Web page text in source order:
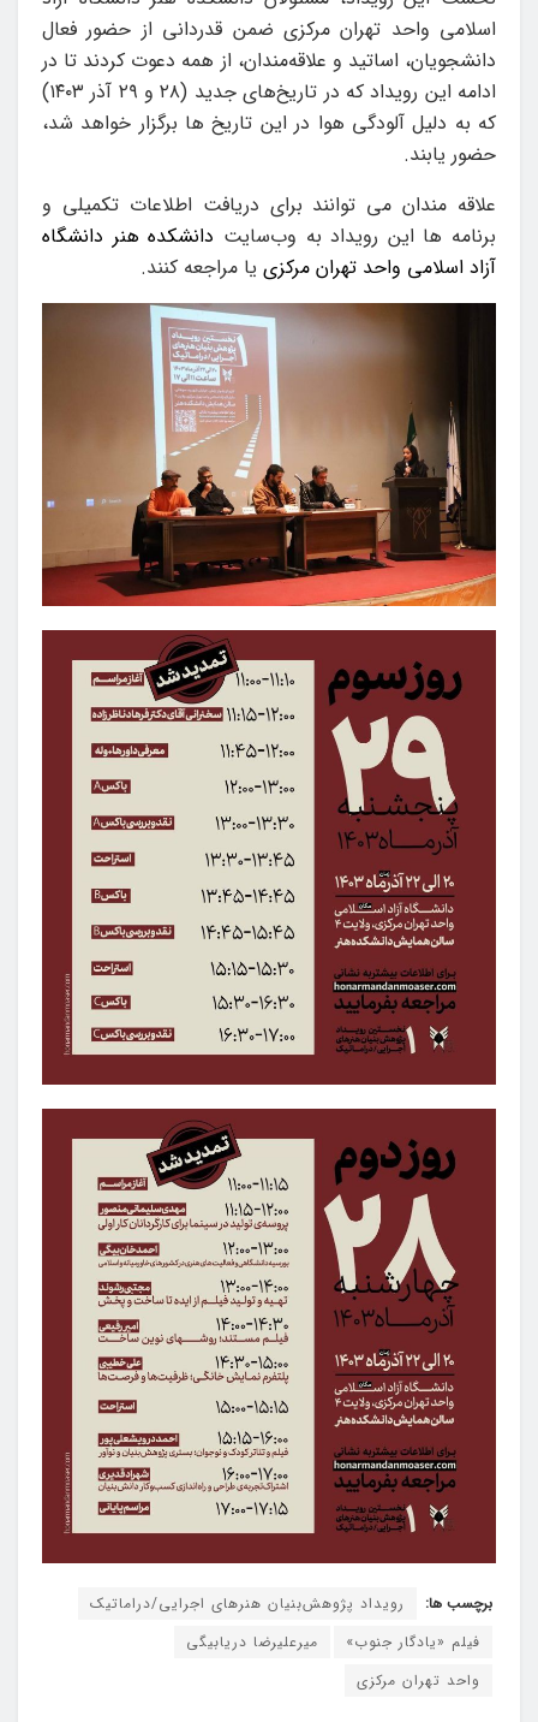
اسلامی واحد تهران مرکزی ضمن قدردانی از حضور فعال
دانشجویان، اساتید و علاقه‌مندان، از همه دعوت کردند تا در
ادامه این رویداد که در تاریخ‌های جدید (۲۸ و ۲۹ آذر ۱۴۰۳)
که به دلیل آلودگی هوا در این تاریخ ها برگزار خواهد شد،
حضور یابند.
علاقه مندان می توانند برای دریافت اطلاعات تکمیلی و
برنامه ها این رویداد به وب‌سایت دانشکده هنر دانشگاه
آزاد اسلامی واحد تهران مرکزی یا مراجعه کنند.
برچسب ها:
رویداد پژوهش‌بنیان هنرهای اجرایی/دراماتیک
فیلم «یادگار جنوب»
میرعلیرضا دریابیگی
واحد تهران مرکزی